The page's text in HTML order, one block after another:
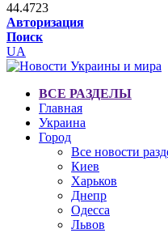
44.4723
Авторизация
Поиск
UA
ВСЕ РАЗДЕЛЫ
Главная
Украина
Город
Все новости
Киев
Харьков
Днепр
Одесса
Львов